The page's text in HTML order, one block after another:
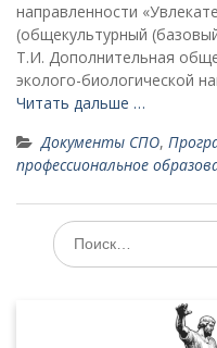
направленности
(общекультурный
Т.И. Дополнительная
эколого-биологической
Читать дальше …
Документы СПО,
профессиональное
Искать: